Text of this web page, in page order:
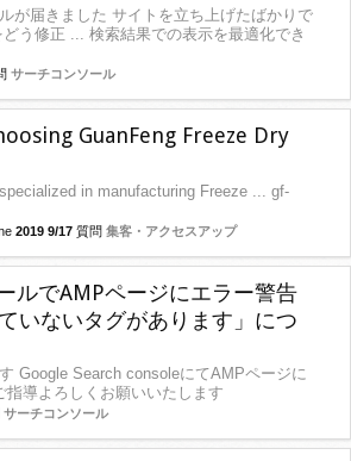
が届きました サイトを立ち上げたばかりで
う修正 ... 検索結果での表示を最適化でき
サーチコンソール
GuanFeng Freeze Dry
in manufacturing Freeze ... gf-
2019 9/17 質問 集客・アクセスアップ
ルでAMPページにエラー警告
いないタグがあります」につ
Google Search consoleにてAMPページに
指導よろしくお願いいたします
サーチコンソール